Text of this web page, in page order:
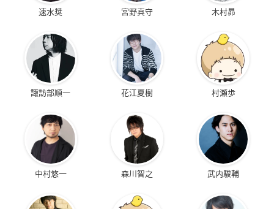
速水奨 宮野真守 木村昴
諏訪部順一 花江夏樹 村瀬歩
中村悠一 森川智之 武内駿輔